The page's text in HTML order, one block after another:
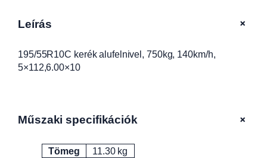
a
u
f
Leírás +
195/55R10C kerék alufelnivel, 750kg, 140km/h,
5×112,6.00×10
Műszaki specifikációk +
Attribútumok Érték
Tömeg 11.30 kg